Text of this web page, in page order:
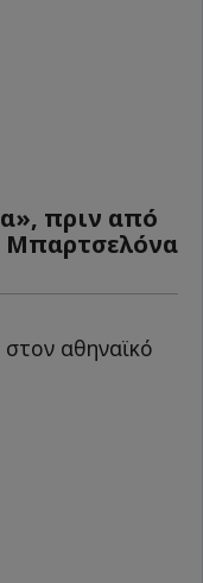
πριν από
Μπαρτσελόνα